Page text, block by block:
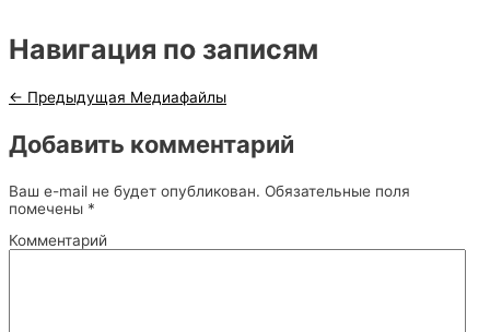
Навигация по записям
← Предыдущая Медиафайлы
Добавить комментарий
Ваш e-mail не будет опубликован. Обязательные поля
помечены *
Комментарий